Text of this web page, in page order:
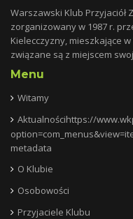
Warszawski Klub Przyjaciół
zorganizowany w 1987 r.
Kielecczyzny, mieszkające
związane są z miejscem
Menu
Witamy
Aktualnościhttps://
metadata
O Klubie
Osobowości
Przyjaciele Klubu